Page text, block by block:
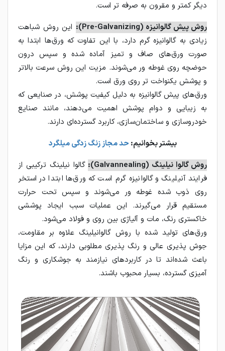
دیگر کمتر و مقرون ‌به ‌صرفه‌ تر است.
روش پیش ‌گالوانیزه (Pre-Galvanizing):
این روش شباهت
زیادی به گالوانیزه گرم دارد، با این تفاوت که ورق‌ها ابتدا به
صورت ورق‌های صاف و تمیز آماده شده و سپس درون
حوضچه روی غوطه‌ ور می‌شوند. مزیت این روش سرعت بالاتر
و پوشش یکنواخت‌ تر روی ورق است.
ورق‌های پیش ‌گالوانیزه به دلیل کیفیت پوشش، در صنایعی که
به زیبایی و دوام پوشش اهمیت می‌دهند، مانند صنایع
خودروسازی و ساختمان‌سازی، کاربرد گسترده‌ای دارند.
بیشتر بخوانیم: حد مجاز زنگ زدگی میلگرد
روش گالوا نیلینگ (Galvannealing):
گالوا نیلینگ ترکیبی از
فرایند آنیلینگ و گالوانیزه گرم است که ورق‌ها ابتدا در استخر
روی ذوب شده غوطه‌ ور می‌شوند و سپس تحت حرارت
مستقیم قرار می‌گیرند. این عملیات سبب ایجاد پوششی
خاکستری رنگ، مات و آلیاژی بین روی و فولاد می‌شود.
ورق‌های تولید شده با روش گالوانیلینگ علاوه بر مقاومت،
جوش ‌پذیری عالی و رنگ ‌پذیری مطلوبی دارند، که این مزایا
باعث شده‌اند تا در کاربردهای نیازمند به جوشکاری و رنگ
‌آمیزی گسترده، بسیار محبوب باشند.